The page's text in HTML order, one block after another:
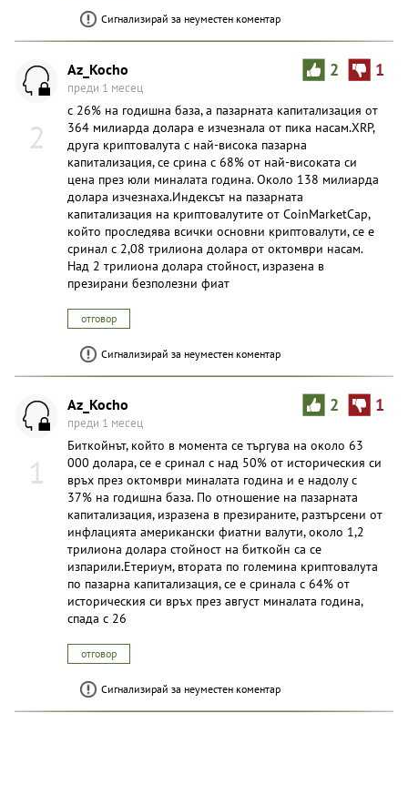
Сигнализирай за неуместен коментар
2
2 1
Az_Kocho
преди 1 месец
с 26% на годишна база, а пазарната капитализация от
364 милиарда долара е изчезнала от пика насам.XRP,
друга криптовалута с най-висока пазарна
капитализация, се срина с 68% от най-високата си
цена през юли миналата година. Около 138 милиарда
долара изчезнаха.Индексът на пазарната
капитализация на криптовалутите от CoinMarketCap,
който проследява всички основни криптовалути, се е
сринал с 2,08 трилиона долара от октомври насам.
Над 2 трилиона долара стойност, изразена в
презирани безполезни фиат
отговор
Сигнализирай за неуместен коментар
1
2 1
Az_Kocho
преди 1 месец
Биткойнът, който в момента се търгува на около 63
000 долара, се е сринал с над 50% от историческия си
връх през октомври миналата година и е надолу с
37% на годишна база. По отношение на пазарната
капитализация, изразена в презираните, разтърсени от
инфлацията американски фиатни валути, около 1,2
трилиона долара стойност на биткойн са се
изпарили.Етериум, втората по големина криптовалута
по пазарна капитализация, се е сринала с 64% от
историческия си връх през август миналата година,
спада с 26
отговор
Сигнализирай за неуместен коментар